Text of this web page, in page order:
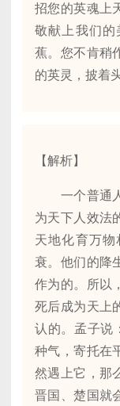
招您的英魂上
敬献上我们的
蕉。您不肯稍
的英灵，披着
【解析】
一个普通人
为天下人效法
天地化育万
衰。他们的降
作为的。所以
死后成为天上
认的。孟子说
种气，寄托在
然遇上它，那
晋国、楚国就